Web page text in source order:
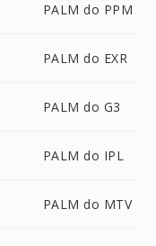
PALM do PPM
PALM do EXR
PALM do G3
PALM do IPL
PALM do MTV